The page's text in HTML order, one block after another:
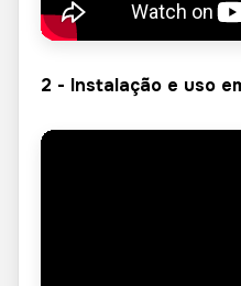
2 - Instalação e uso